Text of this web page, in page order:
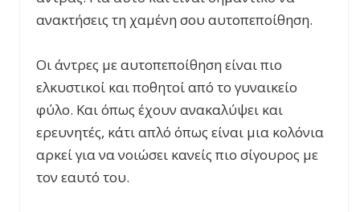
ανακτήσεις τη χαμένη σου αυτοπεποίθηση.
Οι άντρες με αυτοπεποίθηση είναι πιο
ελκυστικοί και ποθητοί από το γυναικείο
φύλο. Και όπως έχουν ανακαλύψει και
ερευνητές, κάτι απλό όπως είναι μια κολόνια
αρκεί για να νοιώσει κανείς πιο σίγουρος με
τον εαυτό του.